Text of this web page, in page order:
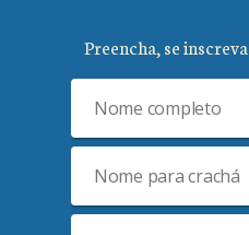
Preencha, se